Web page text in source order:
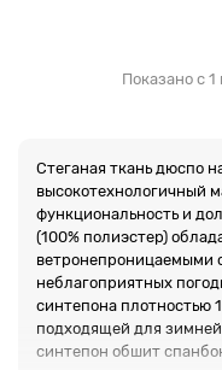
Показано с 1
Стеганая ткань дюспо
высокотехнологичный
функциональность и
(100% полиэстер)
ветронепроницаемыми
неблагоприятных
синтепона плотностью
подходящей для
синтепон обшит